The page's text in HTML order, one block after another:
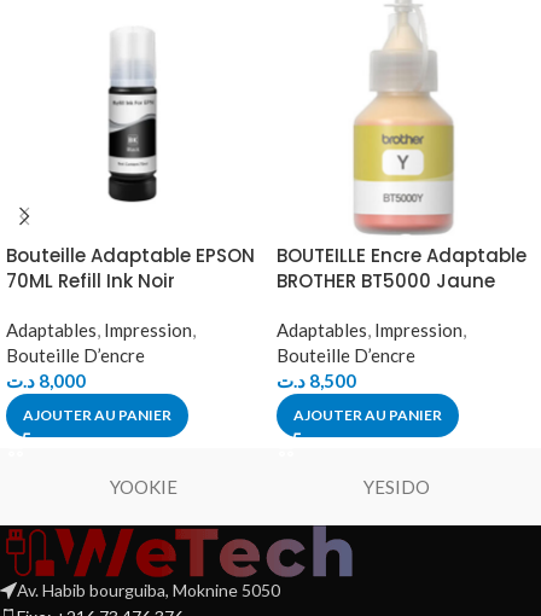
Bouteille Adaptable EPSON
70ML Refill Ink Noir
Adaptables, Impression,
Bouteille D’encre
8,000 د.ت
AJOUTER AU PANIER
BOUTEILLE Encre Adaptable
BROTHER BT5000 Jaune
Adaptables, Impression,
Bouteille D’encre
8,500 د.ت
AJOUTER AU PANIER
YOOKIE YESIDO
Av. Habib bourguiba, Moknine 5050